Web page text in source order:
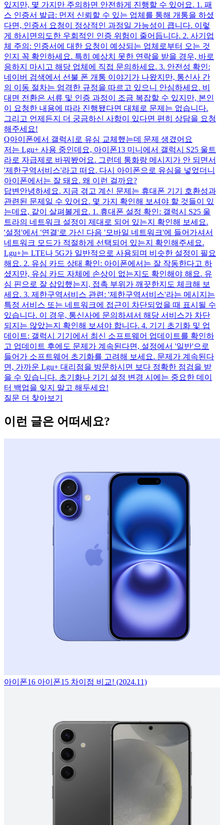
있지만, 몇 가지만 주의하면 안전하게 진행할 수 있어요. 1. 패
스 인증서 발급: 먼저 신뢰할 수 있는 업체를 통해 개통을 하셨
다면, 인증서 요청이 정상적인 과정일 가능성이 큽니다. 이렇
게 하시면의도한 우회적인 인증 위험이 줄어듭니다. 2. 사기업
체 주의: 인증서에 대한 요청이 예상되는 업체로부터 오는 것
인지 꼭 확인하세요. 특히 예상치 못한 연락을 받을 경우, 바로
응하지 마시고 해당 업체에 직접 문의하세요. 3. 안전성 확인:
네이버 검색에서 선불 폰 개통 이야기가 나왔지만, 통신사 간
의 이동 절차는 엄격한 규정을 따르고 있으니 안심하세요. 비
대면 전환은 서류 및 인증 과정이 조금 복잡할 수 있지만, 본인
이 요청한 내용에 따라 진행됐다면 대체로 문제는 없습니다.
그리고 언제든지 더 궁금하신 사항이 있다면 편히 상담을 요청
해주세요!
Q아이폰에서 갤럭시로 유심 교체했는데 문제 생겼어요
저는 Lgu+ 사용 중인데요, 아이폰13 미니에서 갤럭시 S25 울트
라로 자급제로 바꿔봤어요. 그런데 통화랑 메시지가 안 되면서
'제한구역서비스'라고 떠요. 다시 아이폰으로 유심을 넣었더니
아이폰에서는 잘 돼요. 왜 이런 걸까요?
답변 안녕하세요. 지금 겪고 계신 문제는 휴대폰 기기 호환성과
관련된 문제일 수 있어요. 몇 가지 확인해 보셔야 할 것들이 있
는데요, 같이 살펴볼게요. 1. 휴대폰 설정 확인: 갤럭시 S25 울
트라의 네트워크 설정이 제대로 되어 있는지 확인해 보세요.
'설정'에서 '연결'로 가신 다음 '모바일 네트워크'에 들어가셔서
네트워크 모드가 적절하게 선택되어 있는지 확인해주세요.
Lgu+는 LTE나 5G가 일반적으로 사용되며 비슷한 설정이 필요
해요. 2. 유심 카드 상태 확인: 아이폰에서는 잘 작동한다고 하
셨지만, 유심 카드 자체에 손상이 없는지도 확인해야 해요. 유
심 핀으로 잘 삽입했는지, 접촉 부위가 깨끗한지도 체크해 보
세요. 3. 제한구역서비스 관련: '제한구역서비스'라는 메시지는
특정 서비스 또는 네트워크에 접근이 차단되었을 때 표시될 수
있습니다. 이 경우, 통신사에 문의하셔서 해당 서비스가 차단
되지는 않았는지 확인해 보셔야 합니다. 4. 기기 초기화 및 업
데이트: 갤럭시 기기에서 최신 소프트웨어 업데이트를 확인하
고 업데이트 후에도 문제가 계속된다면, 설정에서 '일반'으로
들어가 소프트웨어 초기화를 고려해 보세요. 문제가 계속된다
면, 가까운 Lgu+ 대리점을 방문하시면 보다 정확한 점검을 받
을 수 있습니다. 초기화나 기기 설정 변경 시에는 중요한 데이
터 백업을 잊지 말고 해두세요!
질문 더 찾아보기
이런 글은 어떠세요?
아이폰16 아이폰15 차이점 비교! (2024.11)